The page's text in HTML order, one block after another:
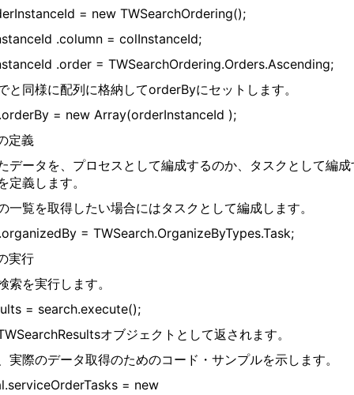
= new TWSearchOrdering();
.column = colInstanceId;
.order = TWSearchOrdering.Orders.Ascending;
と同様に配列に格納してorderByにセットします。
= new Array(orderInstanceId );
定義
データを、プロセスとして編成するのか、タスクとして編成
定義します。
一覧を取得したい場合にはタスクとして編成します。
= TWSearch.OrganizeByTypes.Task;
実行
索を実行します。
= search.execute();
オブジェクトとして返されます。
実際のデータ取得のためのコード・サンプルを示します。
= new